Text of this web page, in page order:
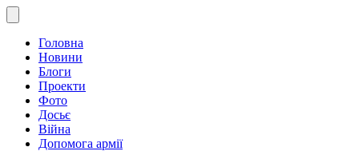
Головна
Новини
Блоги
Проекти
Фото
Досьє
Війна
Допомога армії